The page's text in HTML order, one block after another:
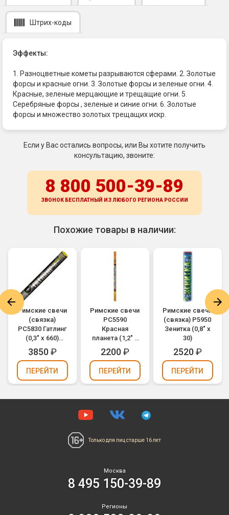
Штрих-коды
Эффекты:
1. Разноцветные кометы разрываются сферами. 2. Золотые
форсы и красные огни. 3. Золотые форсы и зеленые огни. 4.
Красные, зеленые мерцающие и трещащие огни. 5.
Серебряные форсы , зеленые и синие огни. 6. Золотые
форсы и множество золотых трещащих искр.
Если у Вас остались вопросы, или Вы хотите получить
консультацию, звоните:
8 800 500-39-89
ЗВОНОК БЕСПЛАТНЫЙ ИЗ ЛЮБОГО РЕГИОНА РОССИИ
Похожие товары в наличии:
Римские свечи
(связка)
РС5830 Гатлинг
(0,3" х 660)
(можно
держать в
руках)
3850₽
ПЕРЕЙТИ
Римские свечи
РС5590
Красная
планета (1,2" х
10)
2200₽
ПЕРЕЙТИ
Римские свечи
(связка) Р5950
Зенитка (0,8" х
30)
2520₽
ПЕРЕЙТИ
Только для лиц старше 16 лет
Москва
8 495 150-39-89
Регионы